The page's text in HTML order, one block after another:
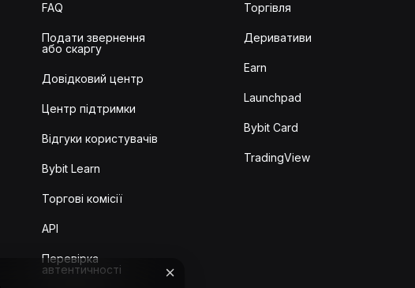
FAQ
Подати звернення
або скаргу
Довідковий центр
Центр підтримки
Відгуки користувачів
Bybit Learn
Торгові комісії
API
Перевірка
автентичності
Торгівля
Деривативи
Earn
Launchpad
Bybit Card
TradingView